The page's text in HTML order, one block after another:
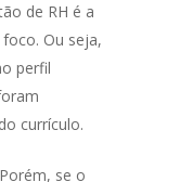
de RH é a
Ou seja,
perfil
currículo.
se o